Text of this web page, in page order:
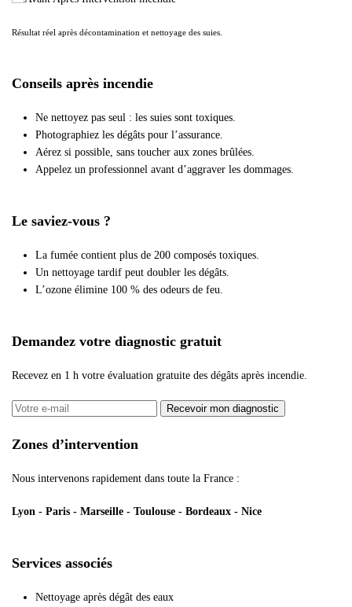
Résultat réel après décontamination et nettoyage des suies.
Conseils après incendie
Ne nettoyez pas seul : les suies sont toxiques.
Photographiez les dégâts pour l’assurance.
Aérez si possible, sans toucher aux zones brûlées.
Appelez un professionnel avant d’aggraver les dommages.
Le saviez-vous ?
La fumée contient plus de 200 composés toxiques.
Un nettoyage tardif peut doubler les dégâts.
L’ozone élimine 100 % des odeurs de feu.
Demandez votre diagnostic gratuit
Recevez en 1 h votre évaluation gratuite des dégâts après incendie.
Recevoir mon diagnostic
Zones d’intervention
Nous intervenons rapidement dans toute la France :
Lyon - Paris - Marseille - Toulouse - Bordeaux - Nice
Services associés
Nettoyage après dégât des eaux